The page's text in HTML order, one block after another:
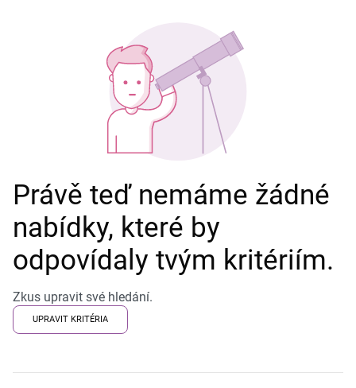
Právě teď nemáme žádné
nabídky, které by
odpovídaly tvým kritériím.
Zkus upravit své hledání.
UPRAVIT KRITÉRIA